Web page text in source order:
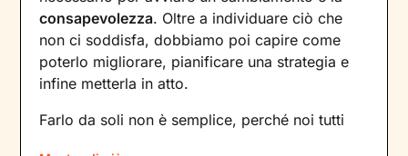
consapevolezza. Oltre a individuare ciò che
non ci soddisfa, dobbiamo poi capire come
poterlo migliorare, pianificare una strategia e
infine metterla in atto.
Farlo da soli non è semplice, perché noi tutti